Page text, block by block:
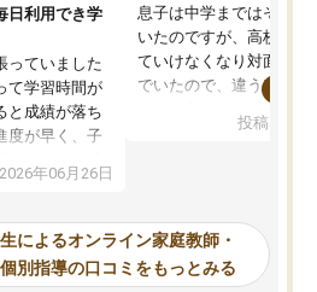
日利用でき学
っていました
て学習時間が
と成績が落ち
度が早く、子
すると嫌な反
にお願いして
心です。毎日
、わからない
答してくれる
年06月26日
息子は中学まではそこそ
いたのですが、高校に入
ていけなくなり対面の塾
でいたので、違うアプロ
で、当初は模試でD判定
自習室が毎日使えていつ
るのが心強かったよう
謝です。
投稿日：
によるオンライン家庭教師・
個別指導の口コミをもっとみる